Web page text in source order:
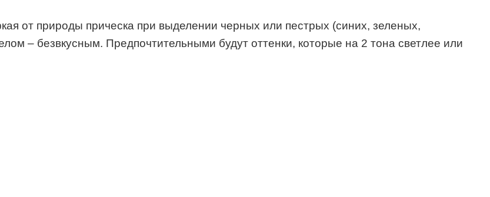
от природы прическа при выделении черных или пестрых (синих, зеленых,
– безвкусным. Предпочтительными будут оттенки, которые на 2 тона светлее или